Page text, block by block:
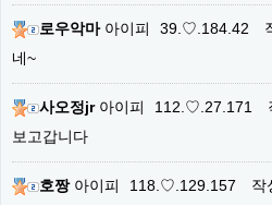
로우악마아이피 39.♡.184.42
네~
사오정jr아이피 112.♡.27.171
보고갑니다
호짱아이피 118.♡.129.157 작